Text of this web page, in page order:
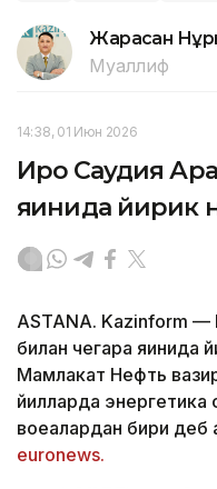
Жарасқан
Муаллиф
14:38, 01 Июн 2026
Ироқ Саудия
яқинида йирик
ASTANA. Kazinform —
билан чегара яқинида
Мамлакат Нефть
йилларда энергетика
воқеалардан бири
euronews.